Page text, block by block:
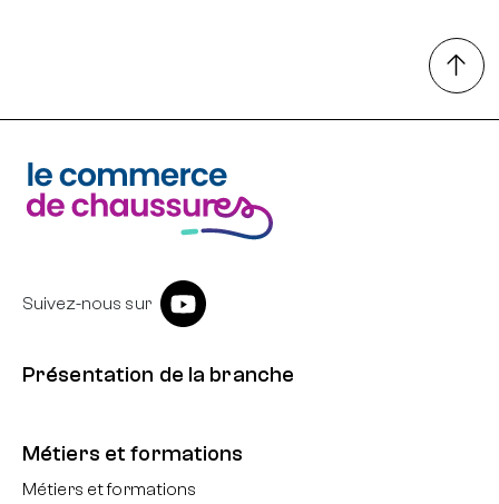
Suivez-nous sur
Suivez-nous sur Youtube
Présentation de la branche
Métiers et formations
Métiers et formations